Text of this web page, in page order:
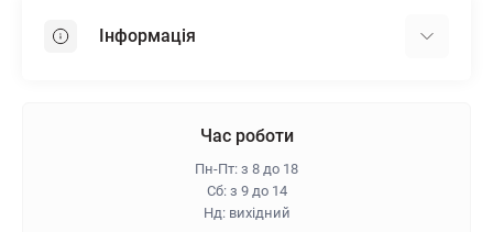
Пінопласт
Інформація
Гарантія та повернення
Час роботи
Пн-Пт: з 8 до 18
Сб: з 9 до 14
Нд: вихідний